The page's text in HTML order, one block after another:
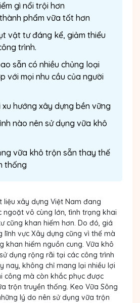
gì nổi trội hơn
phẩm vữa tốt hơn
vật tư đáng kể, giảm thiểu
trình.
sẵn có nhiều chủng loại
với mọi nhu cầu của người
xu hướng xây dựng bền vững
nào nên sử dụng vữa khô
vữa khô trộn sẵn thay thế
thống
liệu xây dựng Việt Nam đang
ngoặt vô cùng lớn, tình trạng khai
cũng khan hiếm hơn. Do đó, giá
lĩnh vực Xây dựng cũng vì thế mà
khan hiếm nguồn cung. Vữa khô
dụng rộng rãi tại các công trình
nay, không chỉ mang lại nhiều lợi
công mà còn khắc phục được
trộn truyền thống. Keo Vữa Sông
lý do nên sử dụng vữa trộn